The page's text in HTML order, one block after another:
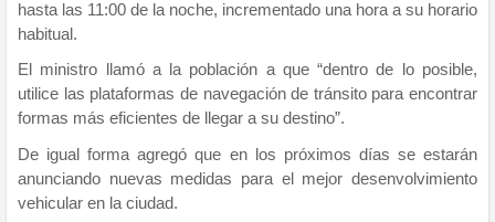
hasta las 11:00 de la noche, incrementado una hora a su horario
habitual.
El ministro llamó a la población a que “dentro de lo posible,
utilice las plataformas de navegación de tránsito para encontrar
formas más eficientes de llegar a su destino”.
De igual forma agregó que en los próximos días se estarán
anunciando nuevas medidas para el mejor desenvolvimiento
vehicular en la ciudad.